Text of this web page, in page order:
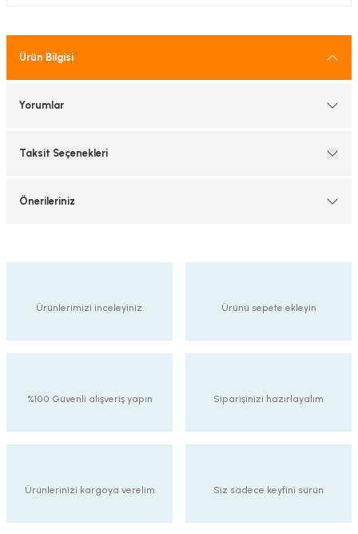
Armatür
Ürün Bilgisi
Yorumlar
Taksit Seçenekleri
Önerileriniz
Ürünlerimizi inceleyiniz. Ürünü sepete ekleyin
%100 Güvenli alışveriş yapın Siparişinizi hazırlayalım
Ürünlerinizi kargoya verelim Siz sadece keyfini sürün